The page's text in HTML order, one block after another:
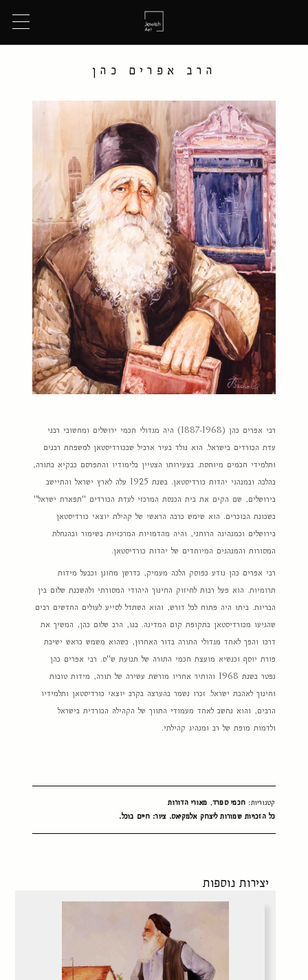
הרב אפרים כהן
רבי אפרים כהן (1887-1968) היה מגדולי חכמי ירושלים ומחשובי רבני
עדת הכורדים בישראל. הוא נולד בעיר ארביל שבכורדיסטאן למשפחת רבנים
ותלמידי חכמים מיוחסת. בצעירותו הצטיין בלימודיו והתפרסם כבקיא בתורה,
בהלכה ובמנהגי יהדות כורדיסטאן. בשנת 1925 עלה לארץ ישראל והתיישב
בירושלים, שם הקים את בית הכנסת המרכזי לעדת הכורדים "תפארת ישראל"
בשכונת הבוכרים. הוא שימש כרבה הראשי של קהילת יוצאי כורדיסטאן
בירושלים וכמנהיגה הרוחני, והיה מהדמויות המרכזיות בשימור ובהנחלת
המסורות והמנהגים המיוחדים של יהדות כורדיסטאן.
רבי אפרים כהן נודע כפוסק הלכה מעמיק, כדרשן מחונן וכבעל מידות
תרומיות. הוא פעל רבות לחיזוק החינוך היהודי המסורתי ולהשכנת שלום בין
הבריות. ביתו היה פתוח לכל דורש, והוא השתדל לסייע לעולים החדשים רבים
שהגיעו מכורדיסטאן בתקופת קום המדינה. בנו, הרב שלום כהן, המשיך את
דרכו והפך לאחד מגדולי התורה בדור האחרון, כשהוא משמש כראש ישיבת
פורת יוסף וכנשיא מועצת חכמי התורה של תנועת ש"ס. רבי אפרים כהן
נפטר בשנת 1968 והותיר אחריו מורשת עשירה של תורה, מידות טובות
וחינוך לאהבת ישראל. זכרו נשמר בהערצה בקרב יוצאי כורדיסטאן ותלמידיו
הרבים, והוא נחשב לאחד מעמודי התווך של הקהילה הכורדית בישראל
ולדמות מופת של רב ומנהיג קהילתי.
קטגוריות: חכמי ספרד, מאורי הדורות
כל הזכויות שמורות ליצחק אלמקיאס. ציור: חיים בוכל.
יצירות נוספות